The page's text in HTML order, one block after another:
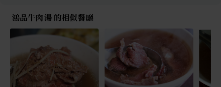
鴻品牛肉湯 的相似餐廳